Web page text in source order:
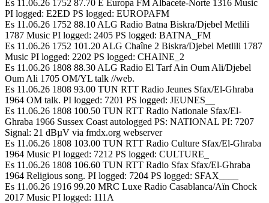
Es 11.06.26 1752 87.70 E Europa FM Albacete-Norte 1316 Music
PI logged: E2ED PS logged: EUROPAFM
Es 11.06.26 1752 88.10 ALG Radio Batna Biskra/Djebel Metlili
1787 Music PI logged: 2405 PS logged: BATNA_FM
Es 11.06.26 1752 101.20 ALG Chaîne 2 Biskra/Djebel Metlili 1787
Music PI logged: 2202 PS logged: CHAINE_2
Es 11.06.26 1808 88.30 ALG Radio El Tarf Ain Oum Ali/Djebel
Oum Ali 1705 OM/YL talk //web.
Es 11.06.26 1808 93.00 TUN RTT Radio Jeunes Sfax/El-Ghraba
1964 OM talk. PI logged: 7201 PS logged: JEUNES__
Es 11.06.26 1808 100.50 TUN RTT Radio Nationale Sfax/El-
Ghraba 1966 Sussex Coast autologged PS: NATIONAL PI: 7207
Signal: 21 dBµV via fmdx.org webserver
Es 11.06.26 1808 103.00 TUN RTT Radio Culture Sfax/El-Ghraba
1964 Music PI logged: 7212 PS logged: CULTURE_
Es 11.06.26 1808 106.60 TUN RTT Radio Sfax Sfax/El-Ghraba
1964 Religious song. PI logged: 7204 PS logged: SFAX____
Es 11.06.26 1916 99.20 MRC Luxe Radio Casablanca/Aïn Chock
2017 Music PI logged: 111A